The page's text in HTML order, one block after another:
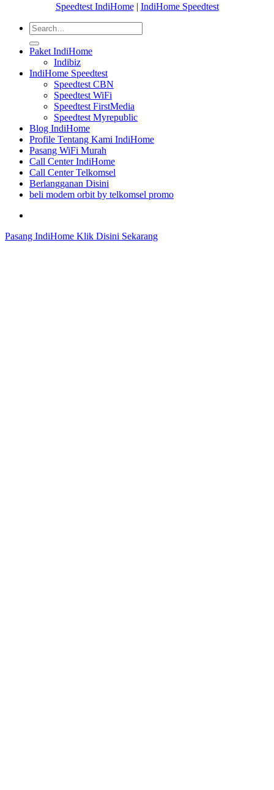
Speedtest IndiHome| IndiHome Speedtest
Paket IndiHome
Indibiz
IndiHome Speedtest
Speedtest CBN
Speedtest WiFi
Speedtest FirstMedia
Speedtest Myrepublic
Blog IndiHome
Profile Tentang Kami IndiHome
Pasang WiFi Murah
Call Center IndiHome
Call Center Telkomsel
Berlangganan Disini
beli modem orbit by telkomsel promo
Pasang IndiHome Klik Disini Sekarang